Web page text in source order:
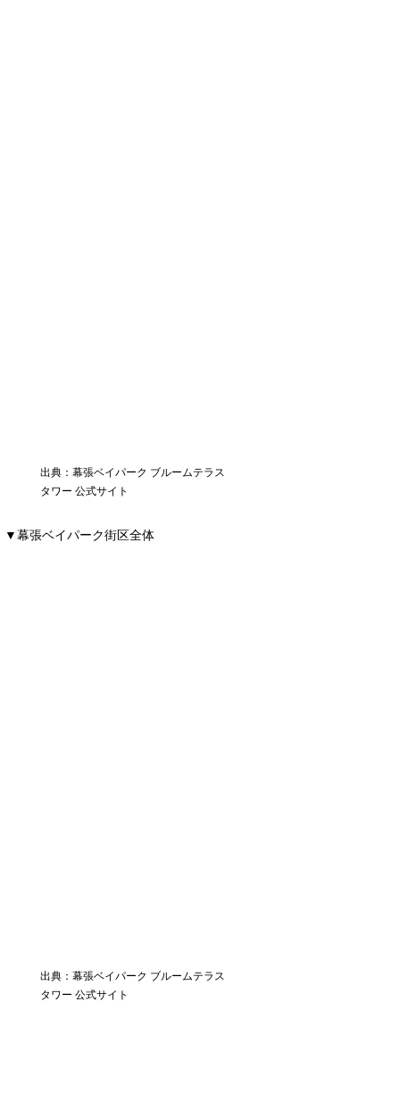
出典：幕張ベイパーク ブルームテラス
タワー 公式サイト
▼幕張ベイパーク街区全体
出典：幕張ベイパーク ブルームテラス
タワー 公式サイト